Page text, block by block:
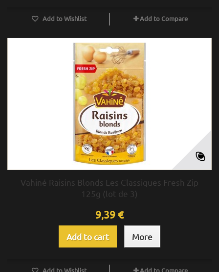
Add to Wishlist Add to Compare
Vahiné Raisins Blonds Les Classiques Fresh Zip
125g (lot de 3)
9,39 €
Add to cart More
Add to Wishlist Add to Compare